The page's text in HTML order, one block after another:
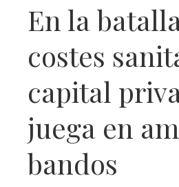
En la
costes
capital
juega en
bandos